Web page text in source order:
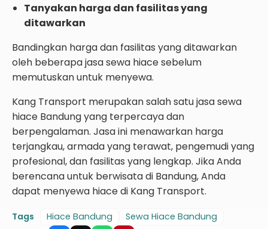
Tanyakan harga dan fasilitas yang
ditawarkan
Bandingkan harga dan fasilitas yang ditawarkan
oleh beberapa jasa sewa hiace sebelum
memutuskan untuk menyewa.
Kang Transport merupakan salah satu jasa sewa
hiace Bandung yang terpercaya dan
berpengalaman. Jasa ini menawarkan harga
terjangkau, armada yang terawat, pengemudi yang
profesional, dan fasilitas yang lengkap. Jika Anda
berencana untuk berwisata di Bandung, Anda
dapat menyewa hiace di Kang Transport.
Tags Hiace Bandung
Sewa Hiace Bandung